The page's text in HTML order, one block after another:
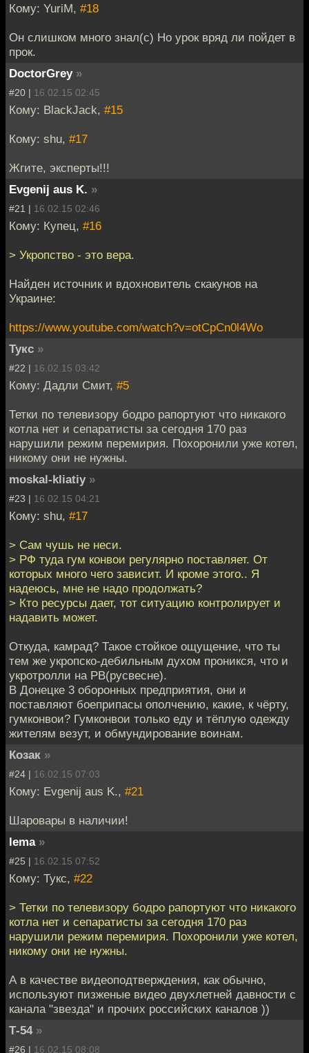
Кому: YuriM, #18
Он слишком много знал(с) Но урок вряд ли пойдет в
прок.
DoctorGrey »
#20 | 16.02.15 02:45
Кому: BlackJack, #15
Кому: shu, #17
Жгите, эксперты!!!
Evgenij aus K. »
#21 | 16.02.15 02:46
Кому: Купец, #16
> Укропство - это вера.
Найден источник и вдохновитель скакунов на
Украине:
https://www.youtube.com/watch?v=otCpCn0l4Wo
Тукс »
#22 | 16.02.15 03:42
Кому: Дадли Смит, #5
Тетки по телевизору бодро рапортуют что никакого
котла нет и сепаратисты за сегодня 170 раз
нарушили режим перемирия. Похоронили уже котел,
никому они не нужны.
moskal-kliatiy »
#23 | 16.02.15 04:21
Кому: shu, #17
> Сам чушь не неси.
> РФ туда гум конвои регулярно поставляет. От
которых много чего зависит. И кроме этого.. Я
надеюсь, мне не надо продолжать?
> Кто ресурсы дает, тот ситуацию контролирует и
надавить может.
Откуда, камрад? Такое стойкое ощущение, что ты
тем же укропско-дебильным духом проникся, что и
укротролли на РВ(русвесне).
В Донецке 3 оборонных предприятия, они и
поставляют боеприпасы ополчению, какие, к чёрту,
гумконвои? Гумконвои только еду и тёплую одежду
жителям везут, и обмундирование воинам.
Козак »
#24 | 16.02.15 07:03
Кому: Evgenij aus K., #21
Шаровары в наличии!
lema »
#25 | 16.02.15 07:52
Кому: Тукс, #22
> Тетки по телевизору бодро рапортуют что никакого
котла нет и сепаратисты за сегодня 170 раз
нарушили режим перемирия. Похоронили уже котел,
никому они не нужны.
А в качестве видеоподтверждения, как обычно,
используют пизженые видео двухлетней давности с
канала "звезда" и прочих российских каналов ))
Т-54 »
#26 | 16.02.15 08:08